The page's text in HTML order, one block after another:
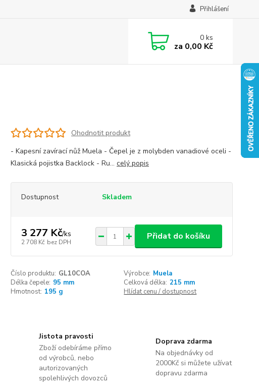
Přihlášení
0ks
za 0,00 Kč
Ohodnotit produkt
- Kapesní zavírací nůž Muela - Čepel je z molybden vanadiové oceli -
Klasická pojistka Backlock - Ru... celý popis
Dostupnost Skladem
3 277 Kč/ks
2 708 Kč bez DPH
Přidat do košíku
Číslo produktu: GL10COA Výrobce: Muela
Délka čepele: 95 mm Celková délka: 215 mm
Hmotnost: 195 g Hlídat cenu / dostupnost
Jistota pravosti
Zboží odebíráme přímo
od výrobců, nebo
autorizovaných
spolehlivých dovozců
Doprava zdarma
Na objednávky od
2000Kč si můžete užívat
dopravu zdarma